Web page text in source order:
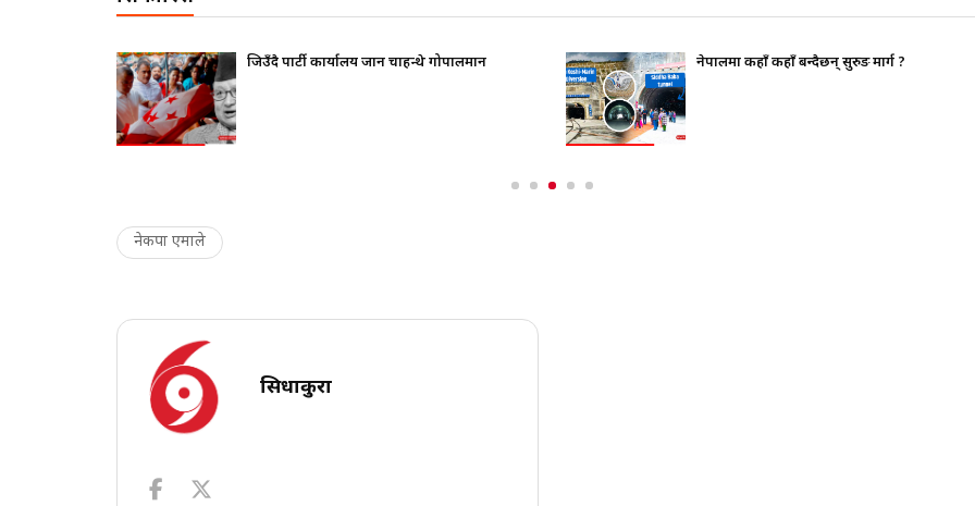
जिउँदै पार्टी कार्यालय जान चाहन्थे गोपालमान नेपालमा कहाँ कहाँ बन्दैछन् सुरुङ मार्ग ?
नेकपा एमाले
सिधाकुरा